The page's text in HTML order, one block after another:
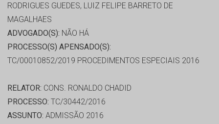
RODRIGUES GUEDES, LUIZ FELIPE BARRETO DE
MAGALHAES
ADVOGADO(S): NÃO HÁ
PROCESSO(S) APENSADO(S):
TC/00010852/2019 PROCEDIMENTOS ESPECIAIS 2016
RELATOR: CONS. RONALDO CHADID
PROCESSO: TC/30442/2016
ASSUNTO: ADMISSÃO 2016